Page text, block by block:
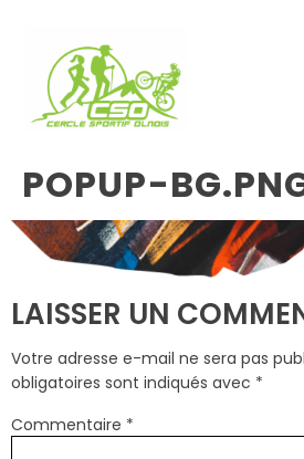
POPUP-
LAISSER UN
Votre adresse e-mail ne sera pas
obligatoires sont indiqués avec *
Commentaire *